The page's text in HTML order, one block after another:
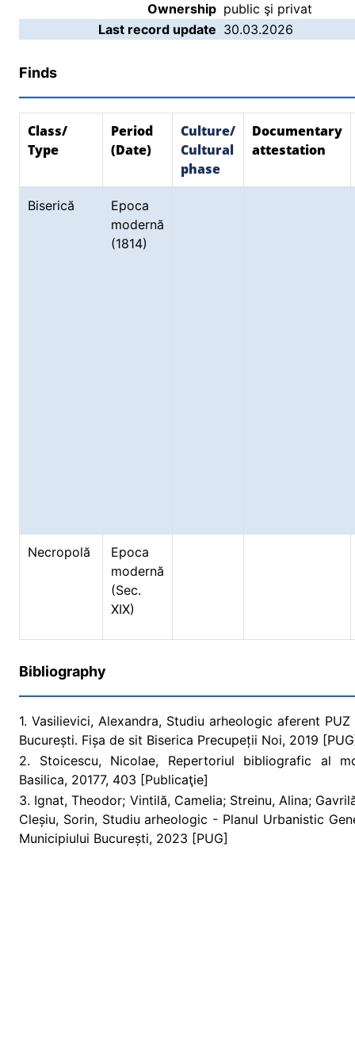
Ownership public şi privat
Last record update 30.03.2026
Finds
Class/
Type
Period
(Date)
Culture/
Cultural
phase
Documentary
attestation
Biserică
Epoca
modernă
(1814)
Necropolă
Epoca
modernă
(Sec.
XIX)
Bibliography
1. Vasilievici, Alexandra, Studiu arheologic aferent
București. Fișa de sit Biserica Precupeții Noi, 2019
2. Stoicescu, Nicolae, Repertoriul bibliografic al
Basilica, 20177, 403 [Publicaţie]
3. Ignat, Theodor; Vintilă, Camelia; Streinu, Alina;
Cleșiu, Sorin, Studiu arheologic - Planul Urbanistic
Municipiului București, 2023 [PUG]